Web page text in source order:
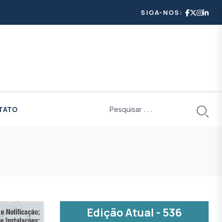
SIGA-NOS:
Edição Atual - 536